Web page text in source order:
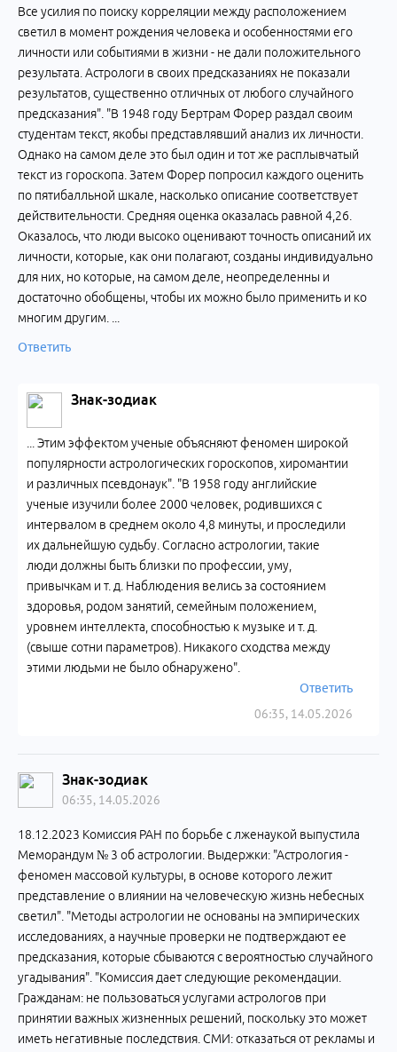
Все усилия по поиску корреляции между расположением
светил в момент рождения человека и особенностями его
личности или событиями в жизни - не дали положительного
результата. Астрологи в своих предсказаниях не показали
результатов, существенно отличных от любого случайного
предсказания". "В 1948 году Бертрам Форер раздал своим
студентам текст, якобы представлявший анализ их личности.
Однако на самом деле это был один и тот же расплывчатый
текст из гороскопа. Затем Форер попросил каждого оценить
по пятибалльной шкале, насколько описание соответствует
действительности. Средняя оценка оказалась равной 4,26.
Оказалось, что люди высоко оценивают точность описаний их
личности, которые, как они полагают, созданы индивидуально
для них, но которые, на самом деле, неопределенны и
достаточно обобщены, чтобы их можно было применить и ко
многим другим. ...
Ответить
Знак-зодиак
06:35, 14.05.2026
... Этим эффектом ученые объясняют феномен широкой
популярности астрологических гороскопов, хиромантии
и различных псевдонаук". "В 1958 году английские
ученые изучили более 2000 человек, родившихся с
интервалом в среднем около 4,8 минуты, и проследили
их дальнейшую судьбу. Согласно астрологии, такие
люди должны быть близки по профессии, уму,
привычкам и т. д. Наблюдения велись за состоянием
здоровья, родом занятий, семейным положением,
уровнем интеллекта, способностью к музыке и т. д.
(свыше сотни параметров). Никакого сходства между
этими людьми не было обнаружено".
Ответить
Знак-зодиак
06:35, 14.05.2026
18.12.2023 Комиссия РАН по борьбе с лженаукой выпустила
Меморандум № 3 об астрологии. Выдержки: "Астрология -
феномен массовой культуры, в основе которого лежит
представление о влиянии на человеческую жизнь небесных
светил". "Методы астрологии не основаны на эмпирических
исследованиях, а научные проверки не подтверждают ее
предсказания, которые сбываются с вероятностью случайного
угадывания". "Комиссия дает следующие рекомендации.
Гражданам: не пользоваться услугами астрологов при
принятии важных жизненных решений, поскольку это может
иметь негативные последствия. СМИ: отказаться от рекламы и